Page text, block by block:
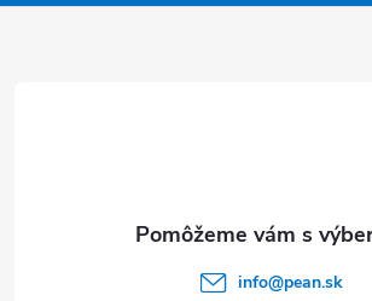
info@pean.sk